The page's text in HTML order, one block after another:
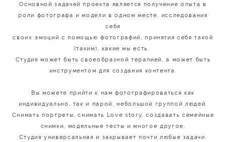
Основной задачей проекта является получение опыта в
роли фотографа и модели в одном месте, исследования
себя
своих эмоций с помощью фотографий, принятия себя такой
(таким), какие мы есть.
Студия может быть своеобразной терапией, а может быть
инструментом для создания контента.
Вы можете прийти к нам фотографироваться как
индивидуально, так и парой, небольшой группой людей.
Снимать портреты, снимать Love story, создавать семейные
снимки, модельные тесты и многое другое.
Студия универсальная и закрывает почти любые задачи.